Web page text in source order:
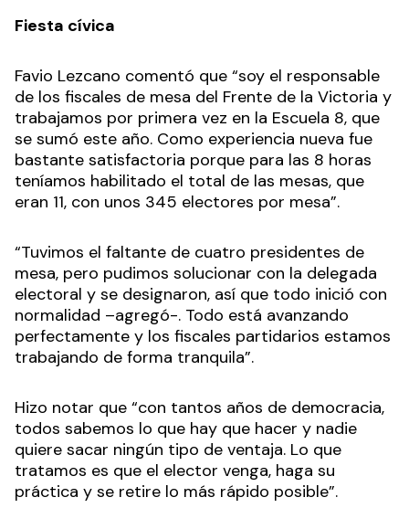
Fiesta cívica
Favio Lezcano comentó que “soy el responsable
de los fiscales de mesa del Frente de la Victoria y
trabajamos por primera vez en la Escuela 8, que
se sumó este año. Como experiencia nueva fue
bastante satisfactoria porque para las 8 horas
teníamos habilitado el total de las mesas, que
eran 11, con unos 345 electores por mesa”.
“Tuvimos el faltante de cuatro presidentes de
mesa, pero pudimos solucionar con la delegada
electoral y se designaron, así que todo inició con
normalidad –agregó-. Todo está avanzando
perfectamente y los fiscales partidarios estamos
trabajando de forma tranquila”.
Hizo notar que “con tantos años de democracia,
todos sabemos lo que hay que hacer y nadie
quiere sacar ningún tipo de ventaja. Lo que
tratamos es que el elector venga, haga su
práctica y se retire lo más rápido posible”.